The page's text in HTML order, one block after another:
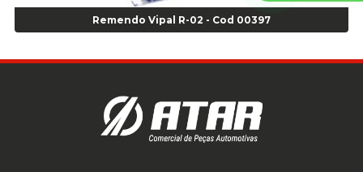
Anel para Vedação OR 325 - Cod 03390
Anel para Vedação OR 325 Nacional -Cod 01768
Anel para Vedação OR 335 Importado - Cod 01771
Anel para Vedação OR 339 - Cod 01772
Remendo Vipal R-02 - Cod 00397